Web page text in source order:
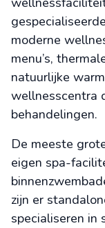
moderne
menu’s,
natuurlijke
wellnesscentra
behandelingen.
De meeste
eigen spa-
zijn er
specialiseren in